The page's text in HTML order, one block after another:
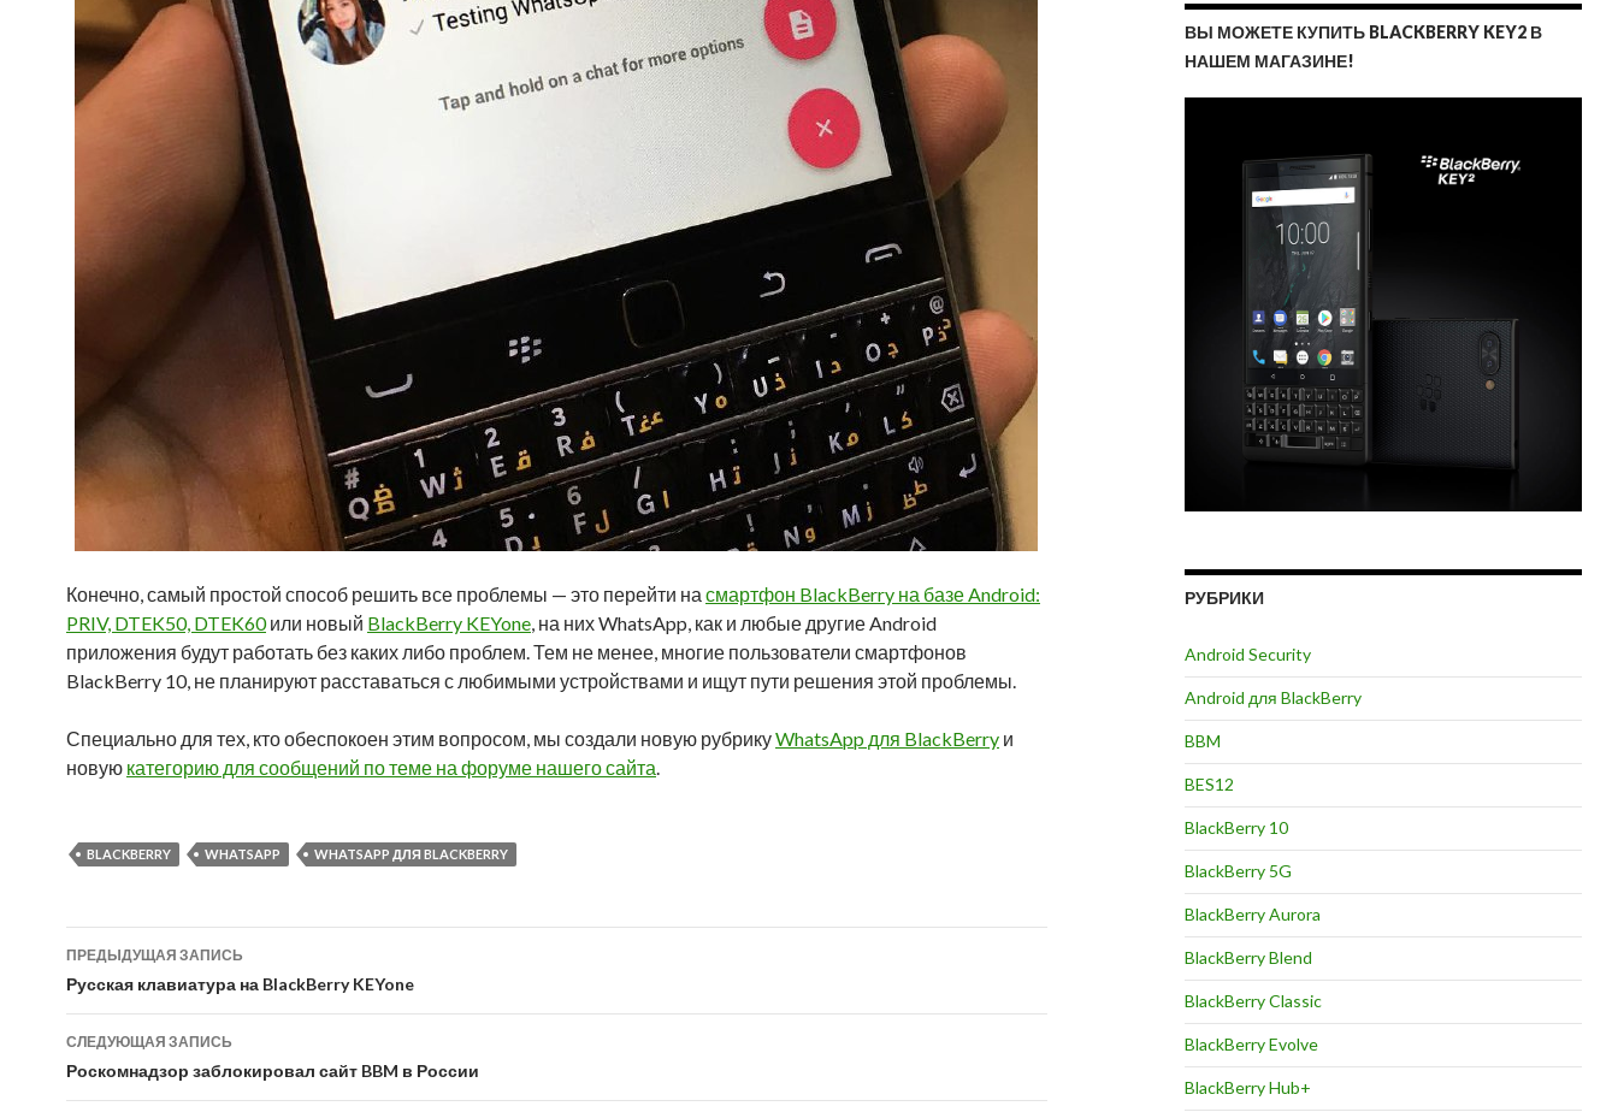
Конечно, самый простой способ решить все проблемы — это перейти на смартфон BlackBerry на базе Android:
PRIV, DTEK50, DTEK60или новый BlackBerry KEYone, на них WhatsApp, как и любые другие Android
приложения будут работать без каких либо проблем. Тем не менее, многие пользователи смартфонов
BlackBerry 10, не планируют расставаться с любимыми устройствами и ищут пути решения этой проблемы.
Специально для тех, кто обеспокоен этим вопросом, мы создали новую рубрикуWhatsApp для BlackBerry и
новую категорию для сообщений по теме на форуме нашего сайта.
BLACKBERRY WHATSAPP WHATSAPP ДЛЯ BLACKBERRY
Навигация
по
записям
ПРЕДЫДУЩАЯ ЗАПИСЬ
Русская клавиатура на BlackBerry KEYone
СЛЕДУЮЩАЯ ЗАПИСЬ
Роскомнадзор заблокировал сайт BBM в России
ВЫ МОЖЕТЕ КУПИТЬ BLACKBERRY KEY2 В
НАШЕМ МАГАЗИНЕ!
РУБРИКИ
Android Security
Android для BlackBerry
BBM
BES12
BlackBerry 10
BlackBerry 5G
BlackBerry Aurora
BlackBerry Blend
BlackBerry Classic
BlackBerry Evolve
BlackBerry Hub+